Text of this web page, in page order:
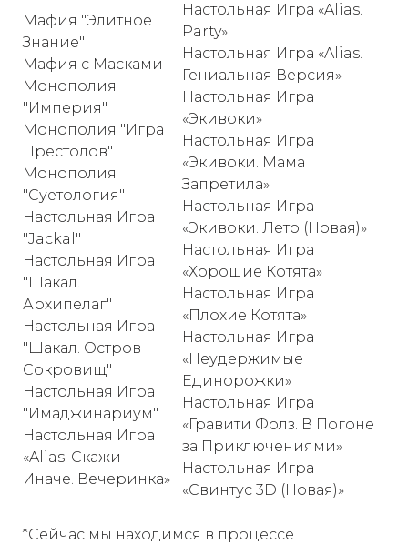
Мафия "Элитное
Знание"
Мафия с Масками
Монополия
"Империя"
Монополия "Игра
Престолов"
Монополия
"Суетология"
Настольная Игра
"Jackal"
Настольная Игра
"Шакал.
Архипелаг"
Настольная Игра
"Шакал. Остров
Сокровищ"
Настольная Игра
"Имаджинариум"
Настольная Игра
«Alias. Скажи
Иначе. Вечеринка»
Настольная Игра «Alias.
Party»
Настольная Игра «Alias.
Гениальная Версия»
Настольная Игра
«Экивоки»
Настольная Игра
«Экивоки. Мама
Запретила»
Настольная Игра
«Экивоки. Лето (Новая)»
Настольная Игра
«Хорошие Котята»
Настольная Игра
«Плохие Котята»
Настольная Игра
«Неудержимые
Единорожки»
Настольная Игра
«Гравити Фолз. В Погоне
за Приключениями»
Настольная Игра
«Свинтус 3D (Новая)»
*Сейчас мы находимся в процессе